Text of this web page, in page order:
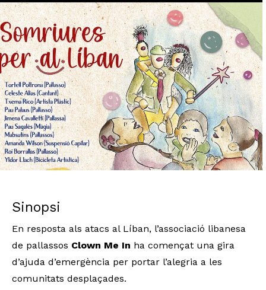
Sinopsi
En resposta als atacs al Líban, l’associació libanesa
de pallassos Clown Me In ha començat una gira
d’ajuda d’emergència per portar l’alegria a les
comunitats desplaçades.